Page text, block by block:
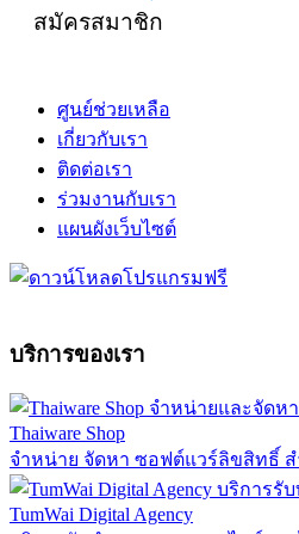
สมัครสมาชิก
ศูนย์ช่วยเหลือ
เกี่ยวกับเรา
ติดต่อเรา
ร่วมงานกับเรา
แผนผังเว็บไซต์
บริการของเรา
Thaiware Shop
จำหน่าย จัดหา ซอฟต์แวร์ลิขสิทธิ์
TumWai Digital Agency